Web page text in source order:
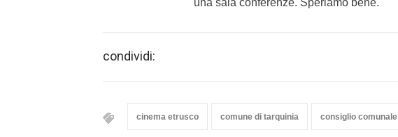
una sala conferenze. Speriamo bene.
condividi:
cinema etrusco comune di tarquinia consiglio comunale